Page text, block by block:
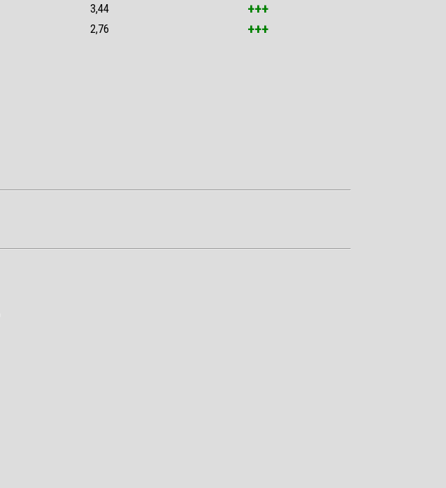
3,44 +++
2,76 +++